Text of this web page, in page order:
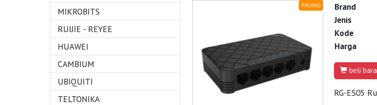
MIKROBITS
RUIJIE - REYEE
HUAWEI
CAMBIUM
UBIQUITI
TELTONIKA
PROMO Brand
Jenis
Kode
Harga
beli
RG-ES05